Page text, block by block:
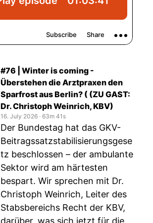
#76 | Winter is coming -
Überstehen die Arztpraxen den
Sparfrost aus Berlin? ( (ZU GAST:
Dr. Christoph Weinrich, KBV)
16. July 2026 ‧ 63m 41s
Der Bundestag hat das GKV-
Beitragssatzstabilisierungsgese
tz beschlossen – der ambulante
Sektor wird am härtesten
bespart. Wir sprechen mit Dr.
Christoph Weinrich, Leiter des
Stabsbereichs Recht der KBV,
darüber, was sich jetzt für die